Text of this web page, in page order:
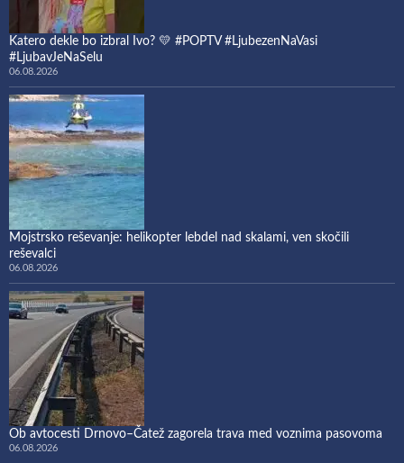
Katero dekle bo izbral Ivo? 💛 #POPTV #LjubezenNaVasi
#LjubavJeNaSelu
06.08.2026
Mojstrsko reševanje: helikopter lebdel nad skalami, ven skočili
reševalci
06.08.2026
Ob avtocesti Drnovo–Čatež zagorela trava med voznima pasovoma
06.08.2026